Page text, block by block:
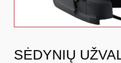
SĖDYNIŲ